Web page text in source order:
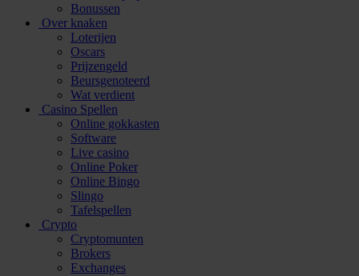
Bonussen
Over knaken
Loterijen
Oscars
Prijzengeld
Beursgenoteerd
Wat verdient
Casino Spellen
Online gokkasten
Software
Live casino
Online Poker
Online Bingo
Slingo
Tafelspellen
Crypto
Cryptomunten
Brokers
Exchanges